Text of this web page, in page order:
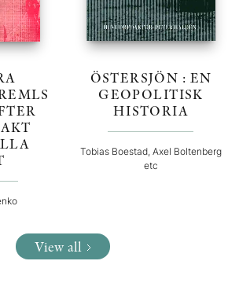
ÖSTERSJÖN : EN
GEOPOLITISK
HISTORIA
Tobias Boestad, Axel Boltenberg
etc
View all